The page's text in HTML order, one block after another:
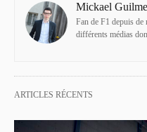
Mickael
Fan de F1 depuis de
différents médias
ARTICLES RÉCENTS